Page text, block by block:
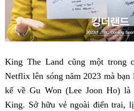
King The Land cũng một trong
Netflix lên sóng năm 2023 mà
kể về Gu Won (Lee Joon Ho) là
King. Sở hữu vẻ ngoài điển trai,